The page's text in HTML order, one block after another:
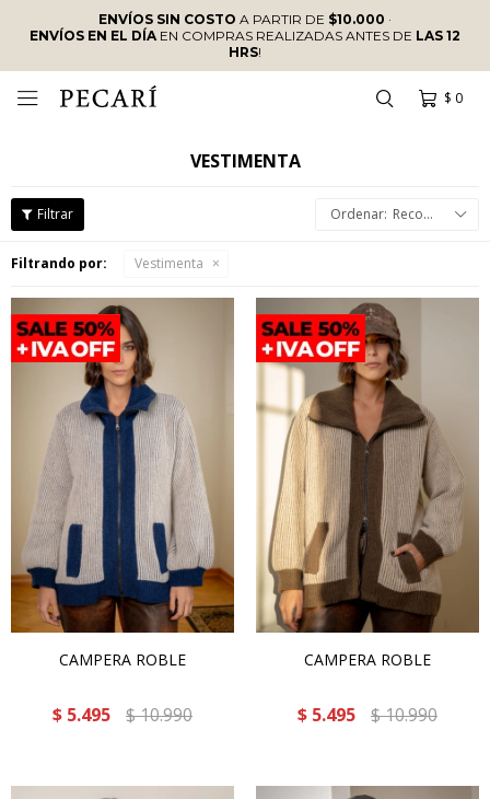
ENVÍOS SIN COSTO A PARTIR DE $10.000 ·
ENVÍOS EN EL DÍAEN COMPRAS REALIZADAS ANTES DE LAS 12
HRS!
$ 0

VESTIMENTA
Recomendados
Filtrando por: Vestimenta
CAMPERA ROBLE
$ 5.495 $10.990
CAMPERA ROBLE
$ 5.495 $10.990